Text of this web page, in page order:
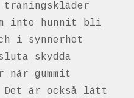
inte hunnit bli
i synnerhet
skydda
gummit
är också lätt